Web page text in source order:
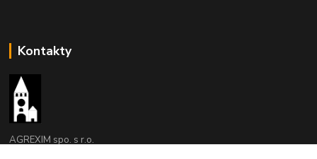
Kontakty
AGREXIM spo. s r.o.